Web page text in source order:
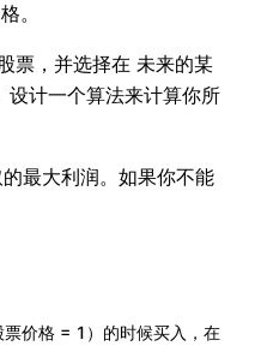
。
票，并选择在 未来的某
设计一个算法来计算你所
最大利润。如果你不能
价格 = 1）的时候买入，在